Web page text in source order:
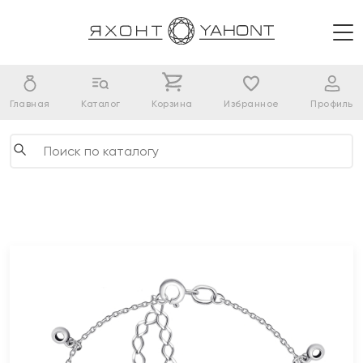
Главная Каталог Корзина Избранное Профиль